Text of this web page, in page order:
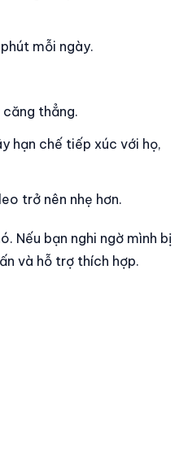
mỗi ngày.
thẳng.
hạn chế tiếp xúc với họ,
trở nên nhẹ hơn.
Nếu bạn nghi ngờ mình bị
và hỗ trợ thích hợp.